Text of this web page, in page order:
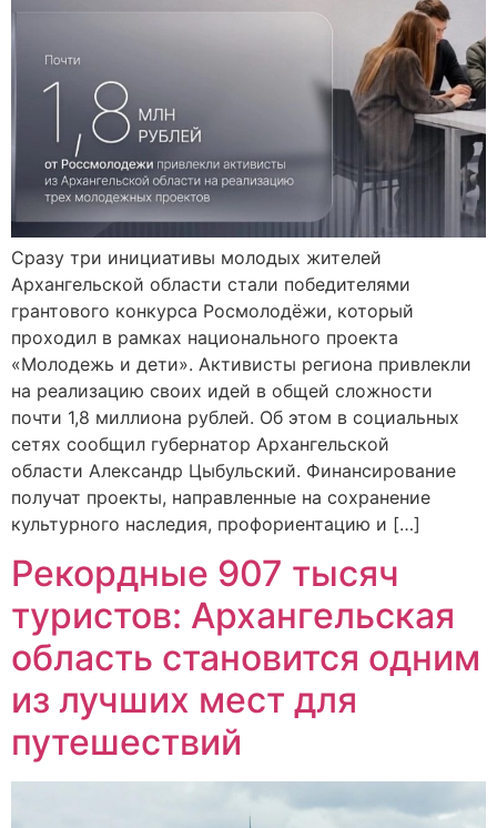
Сразу три инициативы молодых жителей
Архангельской области стали победителями
грантового конкурса Росмолодёжи, который
проходил в рамках национального проекта
«Молодежь и дети». Активисты региона привлекли
на реализацию своих идей в общей сложности
почти 1,8 миллиона рублей. Об этом в социальных
сетях сообщил губернатор Архангельской
области Александр Цыбульский. Финансирование
получат проекты, направленные на сохранение
культурного наследия, профориентацию и […]
Рекордные 907 тысяч
туристов: Архангельская
область становится одним
из лучших мест для
путешествий